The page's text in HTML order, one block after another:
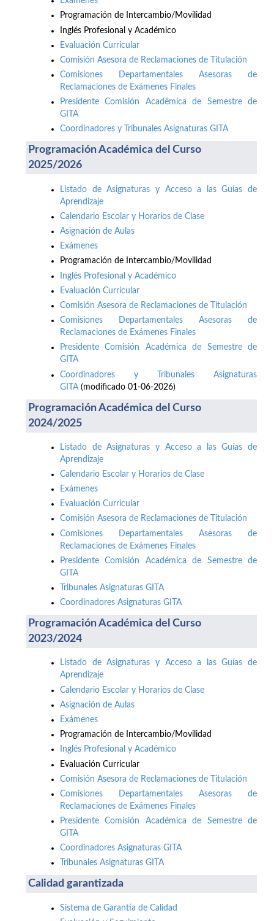
Programación de Intercambio/Movilidad
Inglés Profesional y Académico
Evaluación Curricular
Comisión Asesora de Reclamaciones de Titulación
Comisiones Departamentales Asesoras de
Reclamaciones de Exámenes Finales
Presidente Comisión Académica de Semestre de
GITA
Coordinadores y Tribunales Asignaturas GITA
Programación Académica del Curso
2025/2026
Listado de Asignaturas y Acceso a las Guías de
Aprendizaje
Calendario Escolar y Horarios de Clase
Asignación de Aulas
Exámenes
Programación de Intercambio/Movilidad
Inglés Profesional y Académico
Evaluación Curricular
Comisión Asesora de Reclamaciones de Titulación
Comisiones Departamentales Asesoras de
Reclamaciones de Exámenes Finales
Presidente Comisión Académica de Semestre de
GITA
Coordinadores y Tribunales Asignaturas
GITA (modificado 01-06-2026)
Programación Académica del Curso
2024/2025
Listado de Asignaturas y Acceso a las Guías de
Aprendizaje
Calendario Escolar y Horarios de Clase
Exámenes
Evaluación Curricular
Comisión Asesora de Reclamaciones de Titulación
Comisiones Departamentales Asesoras de
Reclamaciones de Exámenes Finales
Presidente Comisión Académica de Semestre de
GITA
Tribunales Asignaturas GITA
Coordinadores Asignaturas GITA
Programación Académica del Curso
2023/2024
Listado de Asignaturas y Acceso a las Guías de
Aprendizaje
Calendario Escolar y Horarios de Clase
Asignación de Aulas
Exámenes
Programación de Intercambio/Movilidad
Inglés Profesional y Académico
Evaluación Curricular
Comisión Asesora de Reclamaciones de Titulación
Comisiones Departamentales Asesoras de
Reclamaciones de Exámenes Finales
Presidente Comisión Académica de Semestre de
GITA
Coordinadores Asignaturas GITA
Tribunales Asignaturas GITA
Calidad garantizada
Sistema de Garantía de Calidad